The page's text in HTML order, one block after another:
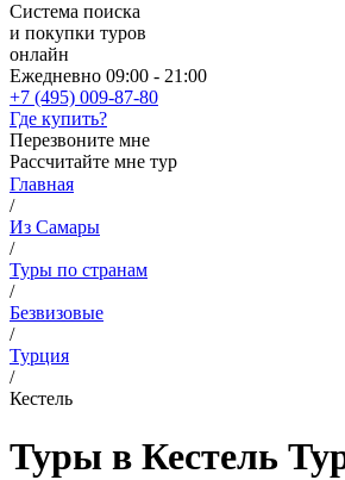
Система поиска
и покупки туров
онлайн
Ежедневно 09:00 - 21:00
+7 (495) 009-87-80
Где купить?
Перезвоните мне
Рассчитайте мне тур
Главная
/
Из Самары
/
Туры по странам
/
Безвизовые
/
Турция
/
Кестель
Туры в Кестель